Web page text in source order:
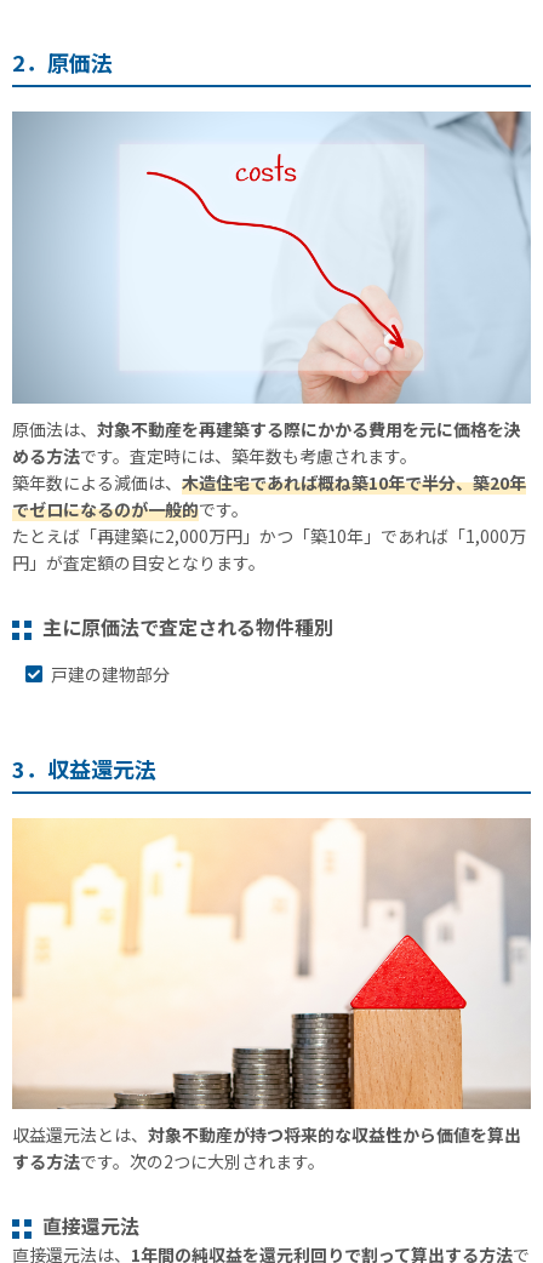
2．原価法
原価法は、 対象不動産を再建築する際にかかる費用を元に価格を決
める方法です。査定時には、築年数も考慮されます。
築年数による減価は、 木造住宅であれば概ね築10年で半分、築20年
でゼロになるのが一般的です。
たとえば「再建築に2,000万円」かつ「築10年」であれば「1,000万
円」が査定額の目安となります。
主に原価法で査定される物件種別
戸建の建物部分
3．収益還元法
収益還元法とは、 対象不動産が持つ将来的な収益性から価値を算出
する方法です。次の2つに大別されます。
直接還元法
直接還元法は、 1年間の純収益を還元利回りで割って算出する方法で